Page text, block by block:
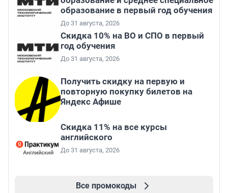
образование в первый год обучения
До 31 августа, 2026
Скидка 10% на ВО и СПО в первый
год обучения
До 31 августа, 2026
Получить скидку на первую и
повторную покупку билетов на
Яндекс Афише
Скидка 11% на все курсы
английского
До 31 августа, 2026
Все промокоды